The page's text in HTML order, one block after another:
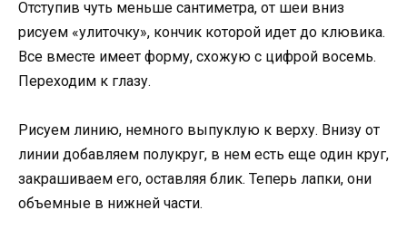
Отступив чуть меньше сантиметра, от шеи вниз
рисуем «улиточку», кончик которой идет до клювика.
Все вместе имеет форму, схожую с цифрой восемь.
Переходим к глазу.
Рисуем линию, немного выпуклую к верху. Внизу от
линии добавляем полукруг, в нем есть еще один круг,
закрашиваем его, оставляя блик. Теперь лапки, они
объемные в нижней части.